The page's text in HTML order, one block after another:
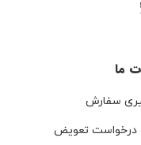
ما
سفارش
درخواست تعویض